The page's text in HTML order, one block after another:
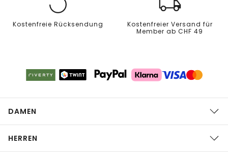
Kostenfreie Rücksendung
Kostenfreier Versand für
Member ab CHF 49
DAMEN
HERREN